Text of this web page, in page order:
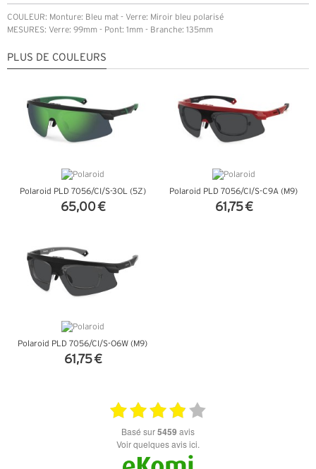
COULEUR: Monture: Bleu mat - Verre: Miroir bleu polarisé
MESURES: Verre: 99mm - Pont: 1mm - Branche: 135mm
PLUS DE COULEURS
Polaroid PLD 7056/CI/S-3OL (5Z)
65,00 €
Polaroid PLD 7056/CI/S-C9A (M9)
61,75 €
Polaroid PLD 7056/CI/S-O6W (M9)
61,75 €
basé sur5459 avis
Voir quelques avis ici.